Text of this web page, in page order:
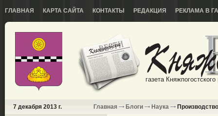
ГЛАВНАЯ КАРТА САЙТА КОНТАКТЫ РЕДАКЦИЯ РЕКЛАМА В
газета
7 декабря 2013 г. Главная Блоги Наука